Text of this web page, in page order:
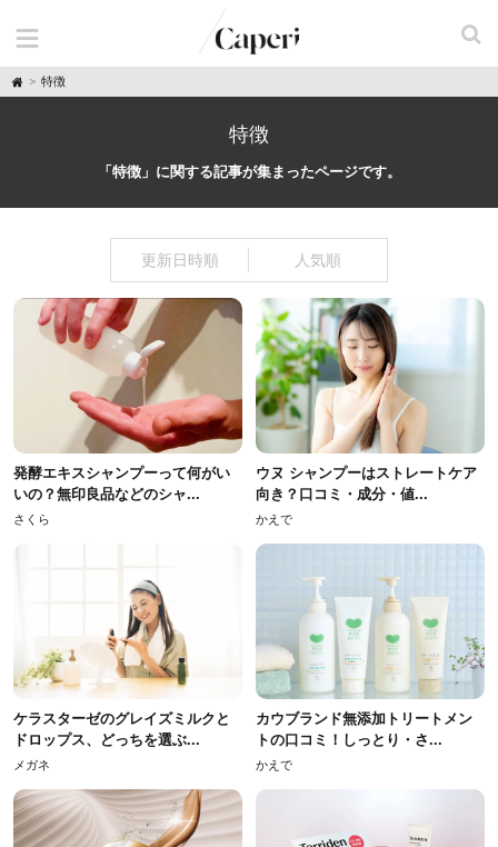
H
o
特徴
特徴
「特徴」に関する記事が集まったページです。
更新日時順 人気順
発酵エキスシャンプーって何がい
いの？無印良品などのシャ...
さくら
ウヌ シャンプーはストレートケア
向き？口コミ・成分・値...
かえで
ケラスターゼのグレイズミルクと
ドロップス、どっちを選ぶ...
メガネ
カウブランド無添加トリートメン
トの口コミ！しっとり・さ...
かえで